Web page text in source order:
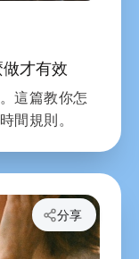
才有效
這篇教你怎
間規則。
分享